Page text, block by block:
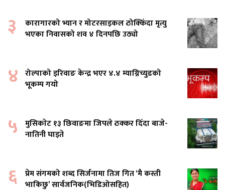
३
कारागारको भ्यान र मोटरसाइकल ठोक्किँदा मृत्यु
भएका निवासको शव ४ दिनपछि उठ्यो
४ रोल्पाको इरिवाङ केन्द्र भएर ४.४ म्याग्निच्युडको
भूकम्प गयो
५ मुसिकाेट १३ छिवाङमा जिपले ठक्कर दिँदा बाजे-
नातिनी घाइते
६ प्रेम संगमको शब्द सिर्जनामा तिज गित ‘मै कस्ती
भाकिछु’ सार्वजनिक(भिडिओसहित)